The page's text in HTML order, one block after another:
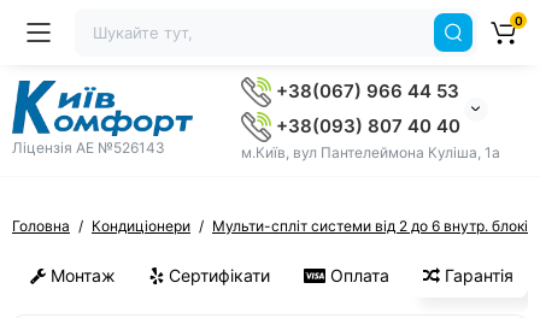
Ліцензія AE №526143
+38(067) 966 44 53
+38(093) 807 40 40
м.Київ, вул Пантелеймона Куліша, 1а
0
Головна Кондиціонери Мульти-спліт системи від 2 до 6 внутр. блоків
Монтаж Сертифікати Оплата Гарантія